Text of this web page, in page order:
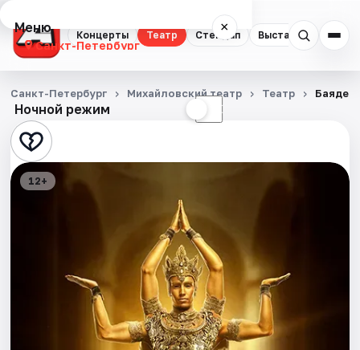
Концерты Театр Стендап Выставки
Меню ×
Санкт-Петербург
Концерты
Театр
Стендап
Экскурсии
Ночной режим ☾
Санкт-Петербург Михайловский театр Театр
12+